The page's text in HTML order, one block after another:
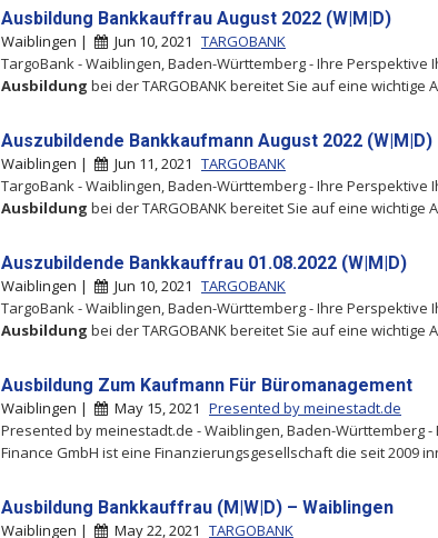
Ausbildung Bankkauffrau August 2022 (W|M|D)
Waiblingen | Jun 10, 2021 TARGOBANK
TargoBank - Waiblingen, Baden-Württemberg - Ihre Perspektive
Ausbildung bei der TARGOBANK bereitet Sie auf eine wichtige
Auszubildende Bankkaufmann August 2022 (W|M|D)
Waiblingen | Jun 11, 2021 TARGOBANK
TargoBank - Waiblingen, Baden-Württemberg - Ihre Perspektive
Ausbildung bei der TARGOBANK bereitet Sie auf eine wichtige
Auszubildende Bankkauffrau 01.08.2022 (W|M|D)
Waiblingen | Jun 10, 2021 TARGOBANK
TargoBank - Waiblingen, Baden-Württemberg - Ihre Perspektive
Ausbildung bei der TARGOBANK bereitet Sie auf eine wichtige
Ausbildung Zum Kaufmann Für Büromanagement
Waiblingen | May 15, 2021 Presented by meinestadt.de
Presented by meinestadt.de - Waiblingen, Baden-Württemberg -
Finance GmbH ist eine Finanzierungsgesellschaft die seit 2009
Ausbildung Bankkauffrau (M|W|D) – Waiblingen
Waiblingen | May 22, 2021 TARGOBANK